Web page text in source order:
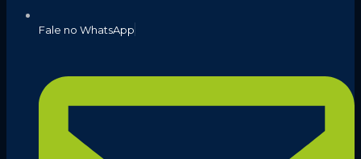
Fale no WhatsApp